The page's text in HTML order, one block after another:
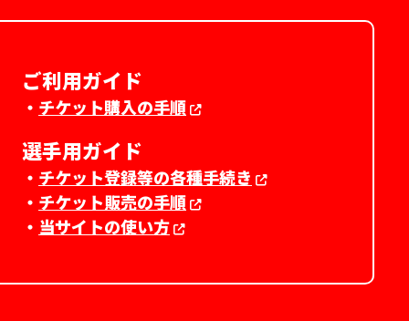
ご利用ガイド
・ チケット購入の手順
選手用ガイド
・ チケット登録等の各種手続き
・ チケット販売の手順
・ 当サイトの使い方